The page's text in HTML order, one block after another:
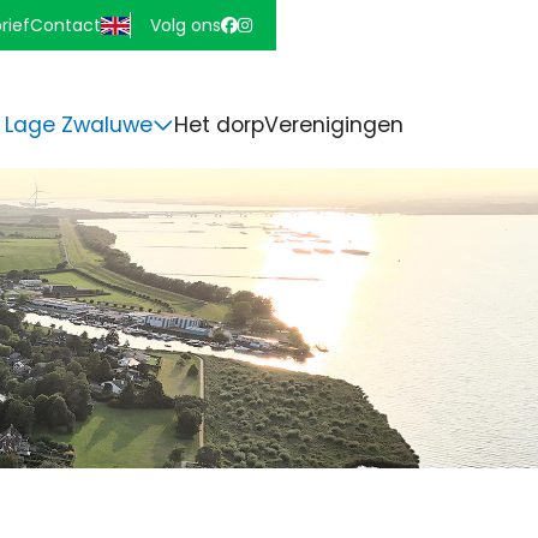
Contact Volg ons
Zwaluwe Het dorpVerenigingen